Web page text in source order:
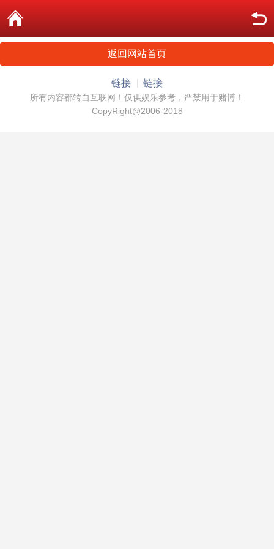
返回网站首页
链接 链接
所有内容都转自互联网！仅供娱乐参考，严禁用于赌博！
CopyRight@2006-2018